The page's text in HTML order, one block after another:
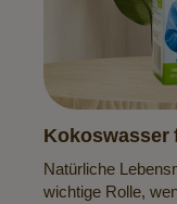
Kokoswasser
Natürliche
wichtige Rolle,